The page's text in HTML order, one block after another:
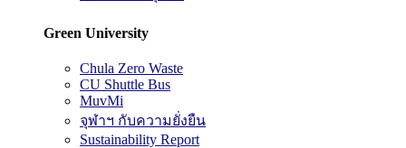
Green University
Chula Zero Waste
CU Shuttle Bus
MuvMi
จุฬาฯ กับความยั่งยืน
Sustainability Report